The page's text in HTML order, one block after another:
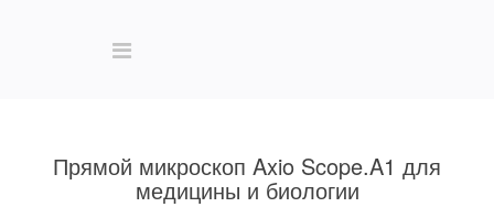
Прямой микроскоп Axio Scope.A1 для
медицины и биологии